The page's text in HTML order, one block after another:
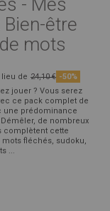
- Mes
Bien-être
mots
lieu de 24,10 € -50%
jouer ? Vous serez
ce pack complet de
une prédominance
Démêler, de nombreux
complètent cette
mots fléchés, sudoku,
...